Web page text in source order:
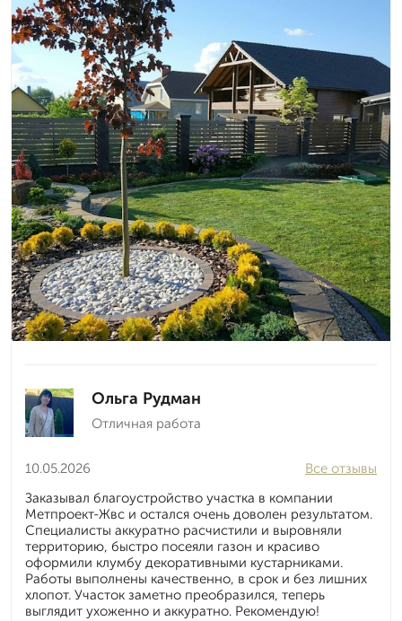
Ольга Рудман
Отличная работа
10.05.2026
Все отзывы
Заказывал благоустройство участка в компании
Метпроект-Жвс и остался очень доволен результатом.
Специалисты аккуратно расчистили и выровняли
территорию, быстро посеяли газон и красиво
оформили клумбу декоративными кустарниками.
Работы выполнены качественно, в срок и без лишних
хлопот. Участок заметно преобразился, теперь
выглядит ухоженно и аккуратно. Рекомендую!